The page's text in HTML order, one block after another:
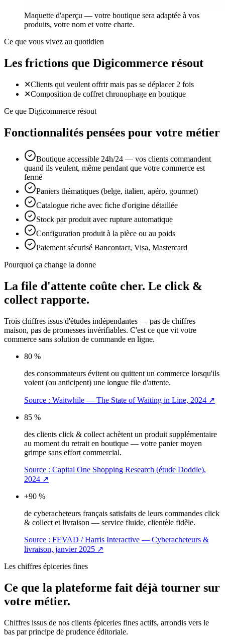
Maquette d'aperçu — votre boutique sera adaptée à vos
produits, votre nom et votre charte.
Ce que vous vivez au quotidien
Les frictions que Digicommerce résout
✕Clients qui veulent offrir mais pas se déplacer 2 fois
✕Composition de coffret chronophage en boutique
Ce que Digicommerce résout
Fonctionnalités pensées pour votre métier
Boutique accessible 24h/24 — vos clients commandent
quand ils veulent, même pendant que votre commerce est
fermé
Paniers thématiques (belge, italien, apéro, gourmet)
Catalogue riche avec fiche d'origine détaillée
Stock par produit avec rupture automatique
Configuration produit à la pièce ou au poids
Paiement sécurisé Bancontact, Visa, Mastercard
Pourquoi ça change la donne
La file d'attente coûte cher. Le click &
collect rapporte.
Trois chiffres issus d'études indépendantes — pas de chiffres
maison, pas de promesses invérifiables. C'est ce que vit votre
commerce sans solution de commande en ligne.
80 %
des consommateurs évitent ou quittent un commerce lorsqu'ils
voient (ou anticipent) une longue file d'attente.
Source : Waitwhile — The State of Waiting in Line, 2024 ↗
85 %
des clients click & collect achètent un produit supplémentaire
au moment du retrait en boutique — votre panier moyen
grimpe sans effort commercial.
Source : Capital One Shopping Research (étude Doddle),
2024 ↗
+90 %
de cyberacheteurs français satisfaits de leurs commandes click
& collect et livraison — service fluide, clientèle fidèle.
Source : FEVAD / Harris Interactive — Cyberacheteurs &
livraison, janvier 2025 ↗
Les chiffres épiceries fines
Ce que la plateforme fait déjà tourner sur
votre métier.
Chiffres issus de nos clients épiceries fines actifs, arrondis vers le
bas par principe de prudence éditoriale.